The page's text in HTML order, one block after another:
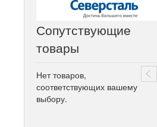
Сопутствующие
товары
Нет товаров,
соответствующих вашему
выбору.